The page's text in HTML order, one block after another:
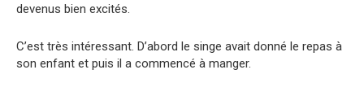
devenus bien excités.
C’est très intéressant. D’abord le singe avait donné le repas à
son enfant et puis il a commencé à manger.